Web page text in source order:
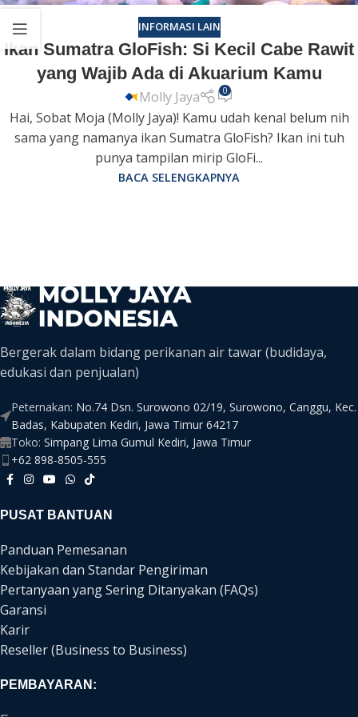
INFORMASI LAIN
Ikan Sumatra GloFish: Si Kecil Cabe Rawit
yang Wajib Ada di Akuarium Kamu
Molly Jaya 0
Hai, Sobat Moja (Molly Jaya)! Kamu udah kenal belum nih
sama yang namanya ikan Sumatra GloFish? Ikan ini tuh
punya tampilan mirip GloFi...
BACA SELENGKAPNYA
Bergerak dalam bidang perikanan air tawar (budidaya,
edukasi dan penjualan)
Peternakan: No.74 Dsn. Surowono 02/19, Surowono, Canggu, Kec.
Badas, Kabupaten Kediri, Jawa Timur 64217
Toko: Simpang Lima Gumul Kediri, Jawa Timur
+62 898-8505-555
PUSAT BANTUAN
Panduan Pemesanan
Kebijakan dan Standar Pengiriman
Pertanyaan yang Sering Ditanyakan (FAQs)
Garansi
Karir
Reseller (Business to Business)
PEMBAYARAN: